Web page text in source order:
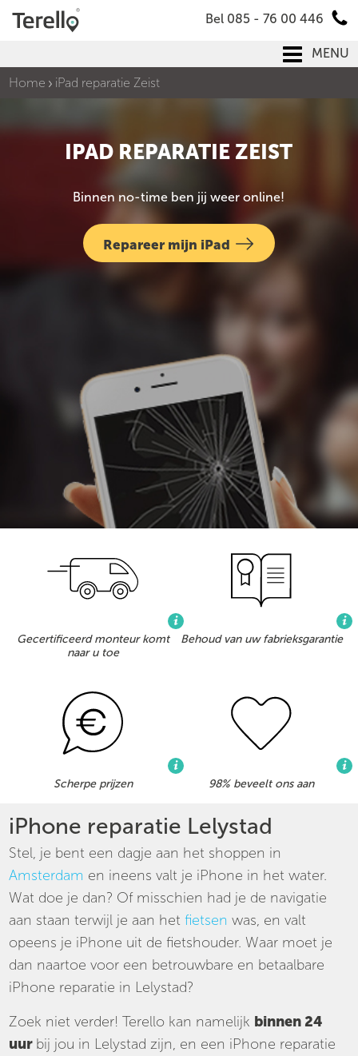
Bel 085 - 76 00 446
MENU
Home
iPad reparatie Zeist
IPAD REPARATIE ZEIST
Binnen no-time ben jij weer online!
Repareer mijn iPad
Gecertificeerd monteur komt
naar u toe
Behoud van uw fabrieksgarantie
Scherpe prijzen 98% beveelt ons aan
iPhone reparatie Lelystad
Stel, je bent een dagje aan het shoppen in
Amsterdam en ineens valt je iPhone in het water.
Wat doe je dan? Of misschien had je de navigatie
aan staan terwijl je aan hetfietsen was, en valt
opeens je iPhone uit de fietshouder. Waar moet je
dan naartoe voor een betrouwbare en betaalbare
iPhone reparatie in Lelystad?
Zoek niet verder! Terello kan namelijk binnen 24
uur bij jou in Lelystad zijn, en een iPhone reparatie